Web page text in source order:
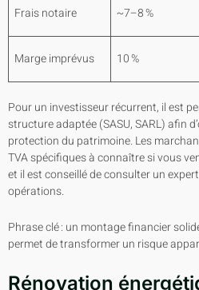
Frais notaire ~7–8 %
Marge imprévus 10 %
Pour un investisseur récurrent, il est
structure adaptée (SASU, SARL) afin
protection du patrimoine. Les
TVA spécifiques à connaître si vous
et il est conseillé de consulter un
opérations.
Phrase clé : un montage financier
permet de transformer un risque
Rénovation